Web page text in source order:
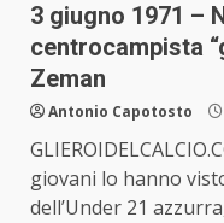
3 giugno 1971 –
centrocampista
Zeman
Antonio Capotosto
giovani lo hanno
dell’Under 21